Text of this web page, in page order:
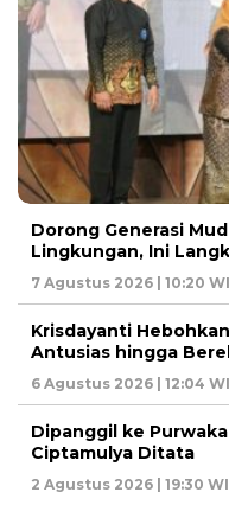
Dorong Generasi
Lingkungan, Ini
7 Agustus 2026 | 10:20
Krisdayanti
Antusias hingga
6 Agustus 2026 | 12:04
Dipanggil ke
Ciptamulya Ditata
2 Agustus 2026 | 19:30